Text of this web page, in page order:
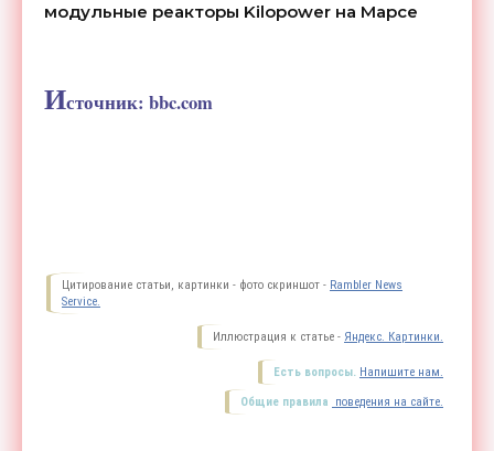
модульные реакторы Kilopower на Марсе
Источник: bbc.com
Цитирование статьи, картинки - фото скриншот - Rambler News
Service.
Иллюстрация к статье - Яндекс. Картинки.
Есть вопросы. Напишите нам.
Общие правила поведения на сайте.